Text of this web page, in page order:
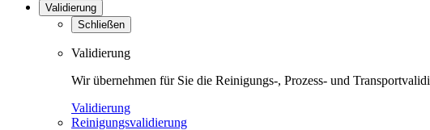
Validierung
Schließen
Validierung
Wir übernehmen für Sie die Reinigungs-, Prozess- und
Validierung
Reinigungsvalidierung